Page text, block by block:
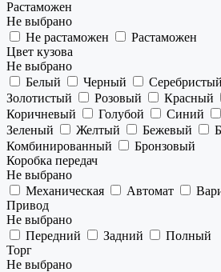
Растаможен
Не выбрано
Не растаможен
Растаможен
Цвет кузова
Не выбрано
Белый
Черный Серебристый
Золотистый
Розовый Красный
Коричневый
Голубой Синий
Зеленый
Желтый Бежевый
Комбинированный
Бронзовый
Коробка передач
Не выбрано
Механическая
Автомат
Привод
Не выбрано
Передний
Задний
Полный
Торг
Не выбрано